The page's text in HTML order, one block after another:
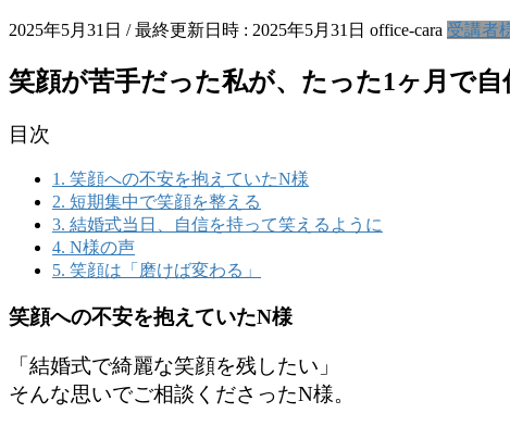
2025年5月31日 / 最終更新日時 : 2025年5月31日 office-cara 受講者
笑顔が苦手だった私が、たった1ヶ月で自
目次
1. 笑顔への不安を抱えていたN様
2. 短期集中で笑顔を整える
3. 結婚式当日、自信を持って笑えるように
4. N様の声
5. 笑顔は「磨けば変わる」
笑顔への不安を抱えていたN様
「結婚式で綺麗な笑顔を残したい」
そんな思いでご相談くださったN様。